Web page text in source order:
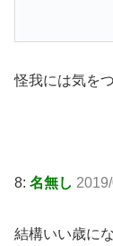
怪我には気を
8: 名無し
結構いい歳に